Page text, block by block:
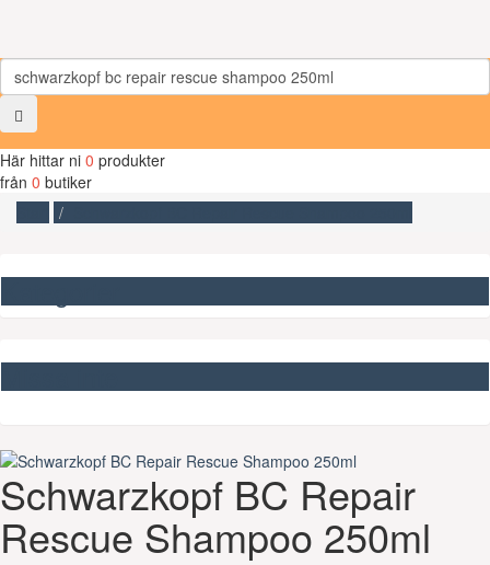
Här hittar ni 0 produkter
från 0 butiker
Schwarzkopf BC Repair
Rescue Shampoo 250ml